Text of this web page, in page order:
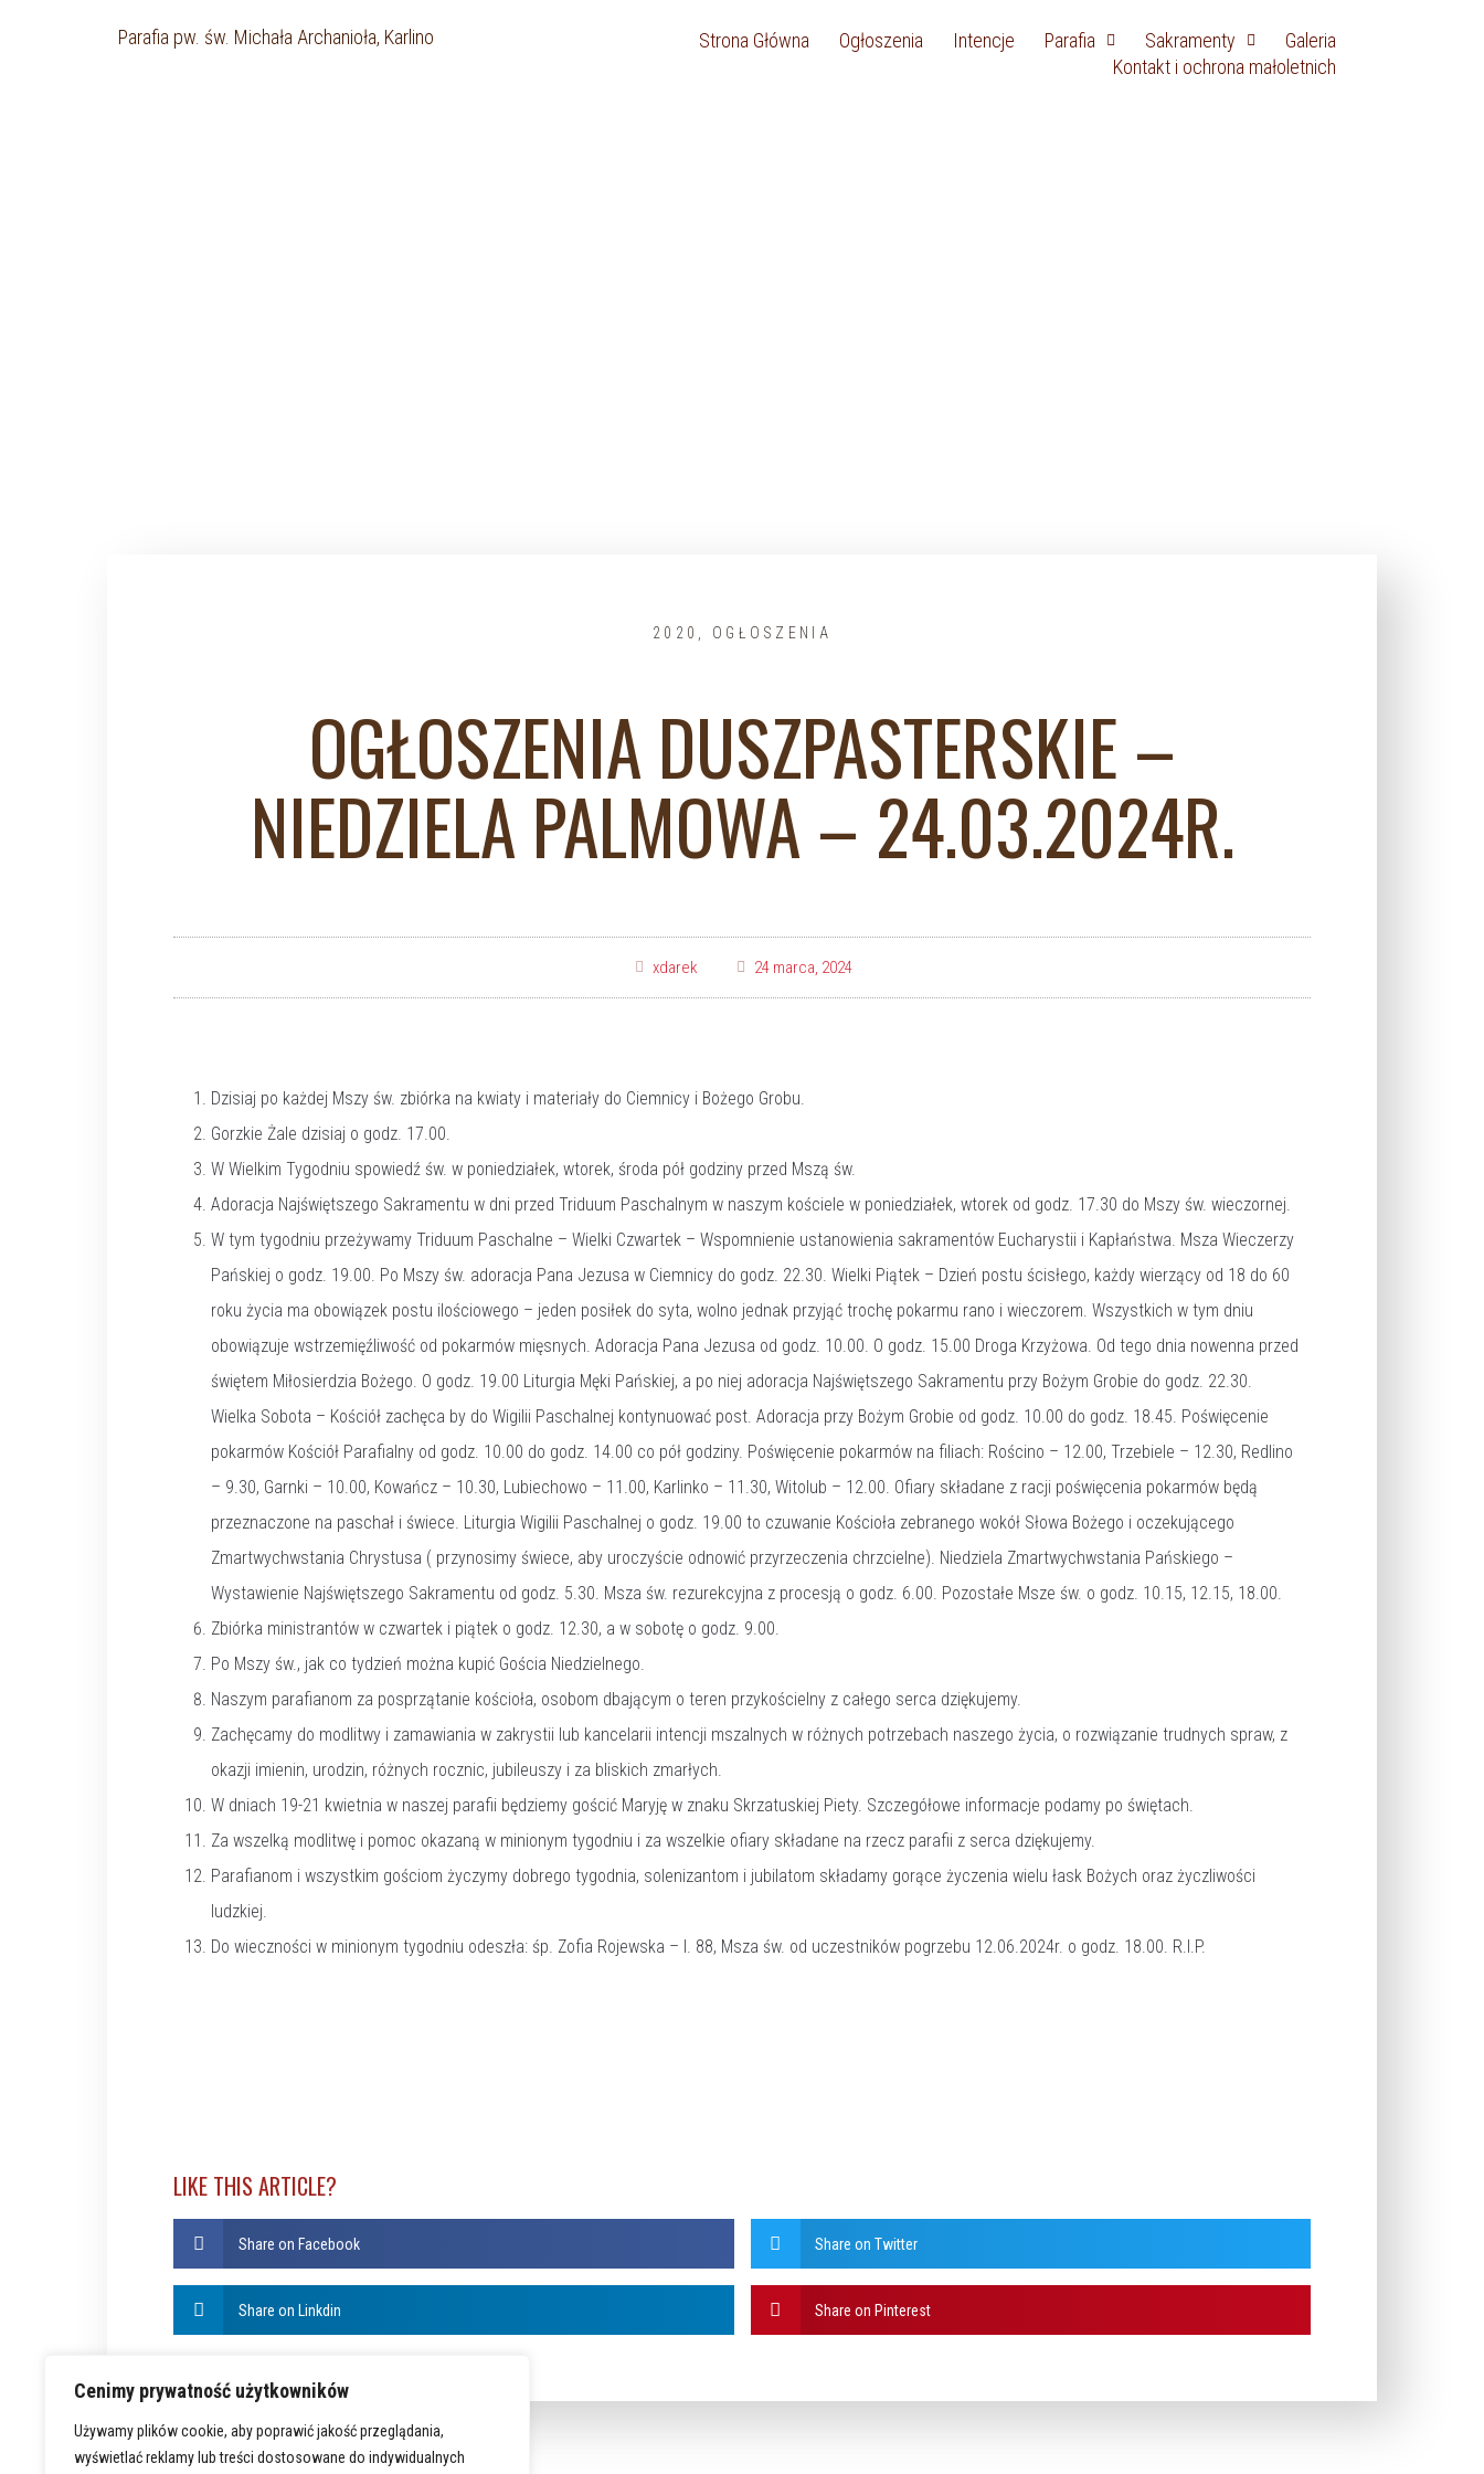
Cenimy prywatność użytkowników
Używamy plików cookie, aby poprawić jakość przeglądania,
wyświetlać reklamy lub treści dostosowane do indywidualnych
Parafia pw. św. Michała Archanioła, Karlino Strona Główna Ogłoszenia Intencje Parafia Sakramenty
Galeria
Kontakt i ochrona małoletnich
2020 OGŁOSZENIA
OGŁOSZENIA DUSZPASTERSKIE –
NIEDZIELA PALMOWA – 24.03.2024R.
xdarek 24 marca, 2024
Dzisiaj po każdej Mszy św. zbiórka na kwiaty i materiały do Ciemnicy i Bożego Grobu.
Gorzkie Żale dzisiaj o godz. 17.00.
W Wielkim Tygodniu spowiedź św. w poniedziałek, wtorek, środa pół godziny przed Mszą św.
Adoracja Najświętszego Sakramentu w dni przed Triduum Paschalnym w naszym kościele w poniedziałek, wtorek od godz. 17.30 do Mszy św. wieczornej.
W tym tygodniu przeżywamy Triduum Paschalne – Wielki Czwartek – Wspomnienie ustanowienia sakramentów Eucharystii i Kapłaństwa. Msza Wieczerzy
Pańskiej o godz. 19.00. Po Mszy św. adoracja Pana Jezusa w Ciemnicy do godz. 22.30. Wielki Piątek – Dzień postu ścisłego, każdy wierzący od 18 do 60
roku życia ma obowiązek postu ilościowego – jeden posiłek do syta, wolno jednak przyjąć trochę pokarmu rano i wieczorem. Wszystkich w tym dniu
obowiązuje wstrzemięźliwość od pokarmów mięsnych. Adoracja Pana Jezusa od godz. 10.00. O godz. 15.00 Droga Krzyżowa. Od tego dnia nowenna przed
świętem Miłosierdzia Bożego. O godz. 19.00 Liturgia Męki Pańskiej, a po niej adoracja Najświętszego Sakramentu przy Bożym Grobie do godz. 22.30.
Wielka Sobota – Kościół zachęca by do Wigilii Paschalnej kontynuować post. Adoracja przy Bożym Grobie od godz. 10.00 do godz. 18.45. Poświęcenie
pokarmów Kościół Parafialny od godz. 10.00 do godz. 14.00 co pół godziny. Poświęcenie pokarmów na filiach: Rościno – 12.00, Trzebiele – 12.30, Redlino
– 9.30, Garnki – 10.00, Kowańcz – 10.30, Lubiechowo – 11.00, Karlinko – 11.30, Witolub – 12.00. Ofiary składane z racji poświęcenia pokarmów będą
przeznaczone na paschał i świece. Liturgia Wigilii Paschalnej o godz. 19.00 to czuwanie Kościoła zebranego wokół Słowa Bożego i oczekującego
Zmartwychwstania Chrystusa ( przynosimy świece, aby uroczyście odnowić przyrzeczenia chrzcielne). Niedziela Zmartwychwstania Pańskiego –
Wystawienie Najświętszego Sakramentu od godz. 5.30. Msza św. rezurekcyjna z procesją o godz. 6.00. Pozostałe Msze św. o godz. 10.15, 12.15, 18.00.
Zbiórka ministrantów w czwartek i piątek o godz. 12.30, a w sobotę o godz. 9.00.
Po Mszy św., jak co tydzień można kupić Gościa Niedzielnego.
Naszym parafianom za posprzątanie kościoła, osobom dbającym o teren przykościelny z całego serca dziękujemy.
Zachęcamy do modlitwy i zamawiania w zakrystii lub kancelarii intencji mszalnych w różnych potrzebach naszego życia, o rozwiązanie trudnych spraw, z
okazji imienin, urodzin, różnych rocznic, jubileuszy i za bliskich zmarłych.
W dniach 19-21 kwietnia w naszej parafii będziemy gościć Maryję w znaku Skrzatuskiej Piety. Szczegółowe informacje podamy po świętach.
Za wszelką modlitwę i pomoc okazaną w minionym tygodniu i za wszelkie ofiary składane na rzecz parafii z serca dziękujemy.
Parafianom i wszystkim gościom życzymy dobrego tygodnia, solenizantom i jubilatom składamy gorące życzenia wielu łask Bożych oraz życzliwości
ludzkiej.
Do wieczności w minionym tygodniu odeszła: śp. Zofia Rojewska – l. 88, Msza św. od uczestników pogrzebu 12.06.2024r. o godz. 18.00. R.I.P.
LIKE THIS ARTICLE?
Share on Facebook Share on Twitter
Share on Linkdin Share on Pinterest